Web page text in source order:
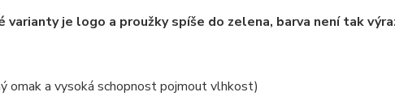
varianty je logo a proužky spíše do zelena, barva není tak
omak a vysoká schopnost pojmout vlhkost)